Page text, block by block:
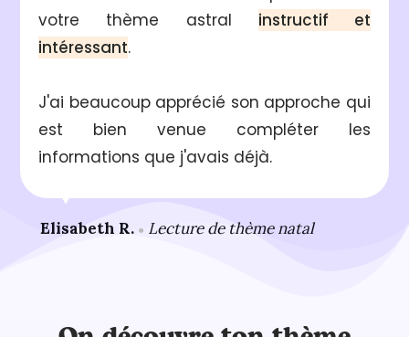
votre thème astral instructif et
intéressant.
J'ai beaucoup apprécié son approche qui
est bien venue compléter les
informations que j'avais déjà.
Elisabeth R. ● Lecture de thème natal